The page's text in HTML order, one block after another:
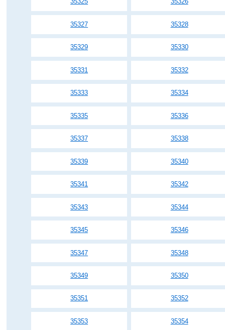
35327 35328
35329 35330
35331 35332
35333 35334
35335 35336
35337 35338
35339 35340
35341 35342
35343 35344
35345 35346
35347 35348
35349 35350
35351 35352
35353 35354